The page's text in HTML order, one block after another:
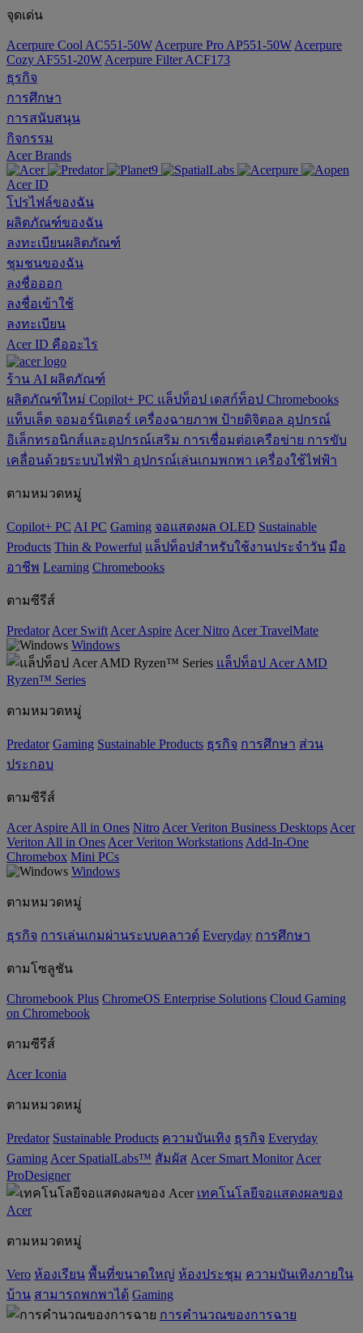
จุดเด่น
Acerpure Cool AC551-50W Acerpure Pro AP551-50W Acerpure
Cozy AF551-20W Acerpure Filter ACF173
ธุรกิจ
การศึกษา
การสนับสนุน
กิจกรรม
Acer Brands
Acer ID
โปรไฟล์ของฉัน
ผลิตภัณฑ์ของฉัน
ลงทะเบียนผลิตภัณฑ์
ชุมชนของฉัน
ลงชื่อออก
ลงชื่อเข้าใช้
ลงทะเบียน
Acer ID คืออะไร
ร้าน AI ผลิตภัณฑ์
ผลิตภัณฑ์ใหม่ Copilot+ PC แล็ปท็อป เดสก์ท็อป Chromebooks
แท็บเล็ต จอมอร์นิเตอร์ เครื่องฉายภาพ ป้ายดิจิตอล อุปกรณ์
อิเล็กทรอนิกส์และอุปกรณ์เสริม การเชื่อมต่อเครือข่าย การขับ
เคลื่อนด้วยระบบไฟฟ้า อุปกรณ์เล่นเกมพกพา เครื่องใช้ไฟฟ้า
ตามหมวดหมู่
Copilot+ PC AI PC Gaming จอแสดงผล OLED ‌Sustainable
Products ‌Thin & Powerful แล็ปท็อปสำหรับใช้งานประจำวัน มือ
อาชีพ ‌Learning Chromebooks
ตามซีรีส์
Predator Acer Swift Acer Aspire Acer Nitro Acer TravelMate
Windows
แล็ปท็อป Acer AMD
Ryzen™ Series
ตามหมวดหมู่
Predator Gaming ‌Sustainable Products ธุรกิจ การศึกษา ส่วน
ประกอบ
ตามซีรีส์
Acer Aspire All in Ones Nitro Acer Veriton Business Desktops Acer
Veriton All in Ones Acer Veriton Workstations Add-In-One
Chromebox Mini PCs
Windows
ตามหมวดหมู่
ธุรกิจ การเล่นเกมผ่านระบบคลาวด์ Everyday การศึกษา
ตามโซลูชัน
Chromebook Plus ChromeOS Enterprise Solutions Cloud Gaming
on Chromebook
ตามซีรีส์
Acer Iconia
ตามหมวดหมู่
Predator ‌Sustainable Products ความบันเทิง ธุรกิจ Everyday
Gaming Acer SpatialLabs™ สัมผัส Acer Smart Monitor Acer
ProDesigner
เทคโนโลยีจอแสดงผลของ
Acer
ตามหมวดหมู่
Vero ห้องเรียน พื้นที่ขนาดใหญ่ ห้องประชุม ความบันเทิงภายใน
บ้าน สามารถพกพาได้ Gaming
การคำนวณของการฉาย